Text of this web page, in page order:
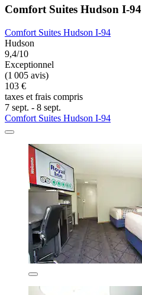
Comfort Suites Hudson I-94
Comfort Suites Hudson I-94
Hudson
9,4/10
Exceptionnel
(1 005 avis)
103 €
taxes et frais compris
7 sept. - 8 sept.
Comfort Suites Hudson I-94